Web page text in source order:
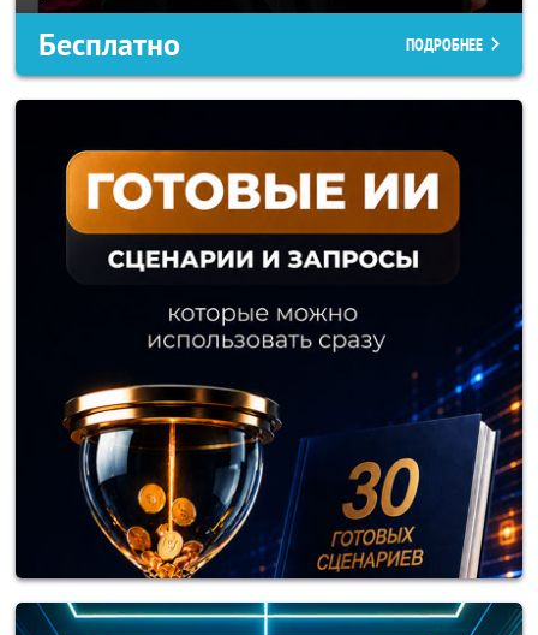
Бесплатно ПОДРОБНЕЕ